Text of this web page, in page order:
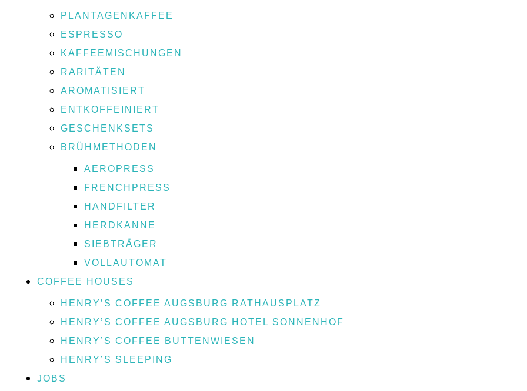
PLANTAGENKAFFEE
ESPRESSO
KAFFEEMISCHUNGEN
RARITÄTEN
AROMATISIERT
ENTKOFFEINIERT
GESCHENKSETS
BRÜHMETHODEN
AEROPRESS
FRENCHPRESS
HANDFILTER
HERDKANNE
SIEBTRÄGER
VOLLAUTOMAT
COFFEE HOUSES
HENRY’S COFFEE AUGSBURG RATHAUSPLATZ
HENRY’S COFFEE AUGSBURG HOTEL SONNENHOF
HENRY’S COFFEE BUTTENWIESEN
HENRY’S SLEEPING
JOBS